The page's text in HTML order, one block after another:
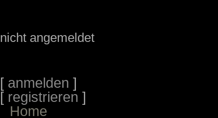
nicht angemeldet
[ anmelden ]
[ registrieren ]
Home